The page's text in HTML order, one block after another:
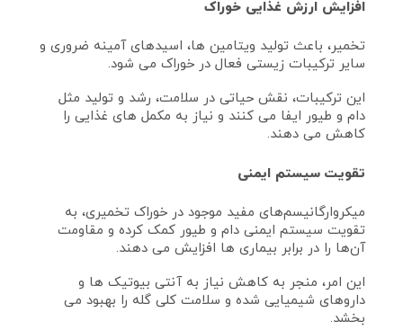
افزایش ارزش غذایی خوراک
تخمیر، باعث تولید ویتامین‌ ها، اسیدهای آمینه ضروری و
سایر ترکیبات زیستی فعال در خوراک می‌ شود.
این ترکیبات، نقش حیاتی در سلامت، رشد و تولید مثل
دام و طیور ایفا می‌ کنند و نیاز به مکمل‌ های غذایی را
کاهش می‌ دهند.
تقویت سیستم ایمنی
میکروارگانیسم‌های مفید موجود در خوراک تخمیری، به
تقویت سیستم ایمنی دام و طیور کمک کرده و مقاومت
آن‌ها را در برابر بیماری‌ ها افزایش می‌ دهند.
این امر، منجر به کاهش نیاز به آنتی‌ بیوتیک‌ ها و
داروهای شیمیایی شده و سلامت کلی گله را بهبود می‌
بخشد.